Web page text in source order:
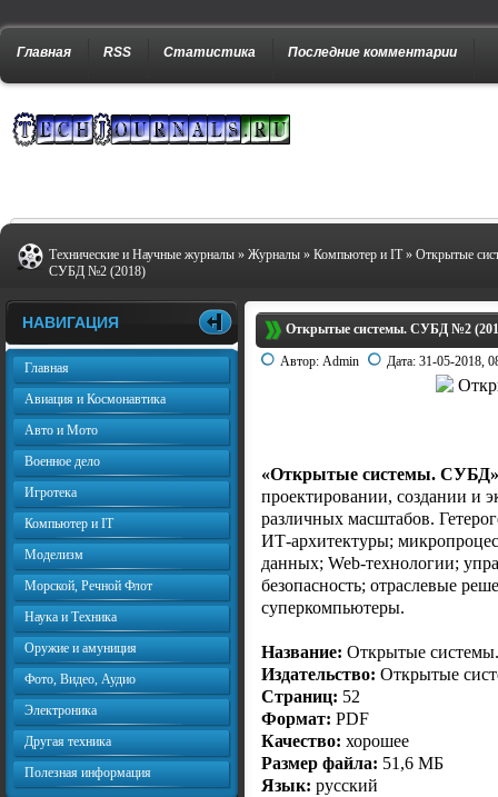
Главная RSS Статистика Последние комментарии
Технические и Научные журналы » Журналы » Компьютер и IT» Открытые
СУБД №2 (2018)
Открытые системы. СУБД №2
Автор: Admin Дата: 31-05-2018,
«Открытые системы. СУБД»
проектировании, создании и
различных масштабов.
ИТ-архитектуры;
данных; Web-технологии;
безопасность; отраслевые
суперкомпьютеры.
Название: Открытые
Издательство: Открытые
Страниц: 52
Формат: PDF
Качество: хорошее
Размер файла: 51,6 МБ
Язык: русский
НАВИГАЦИЯ
Главная
Авиация и Космонавтика
Авто и Мото
Военное дело
Игротека
Компьютер и IT
Моделизм
Морской, Речной Флот
Наука и Техника
Оружие и амуниция
Фото, Видео, Аудио
Электроника
Другая техника
Полезная информация